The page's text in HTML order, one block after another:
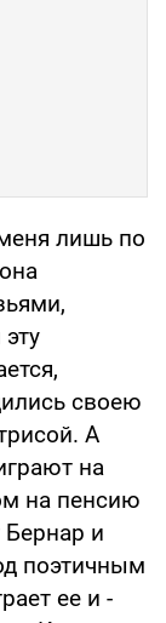
лишь по
своею
А
на
на пенсию
Бернар и
поэтичным
ее и -